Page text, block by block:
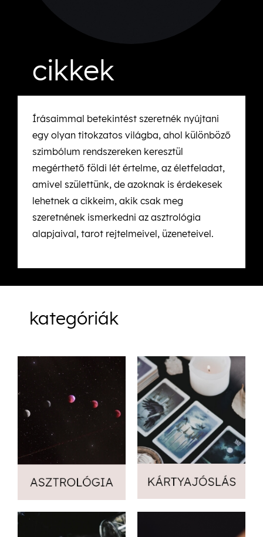
cikkek
Írásaimmal betekintést szeretnék nyújtani
egy olyan titokzatos világba, ahol különböző
szimbólum rendszereken keresztül
megérthető földi lét értelme, az életfeladat,
amivel születtünk, de azoknak is érdekesek
lehetnek a cikkeim, akik csak meg
szeretnének ismerkedni az asztrológia
alapjaival, tarot rejtelmeivel, üzeneteivel.
kategóriák